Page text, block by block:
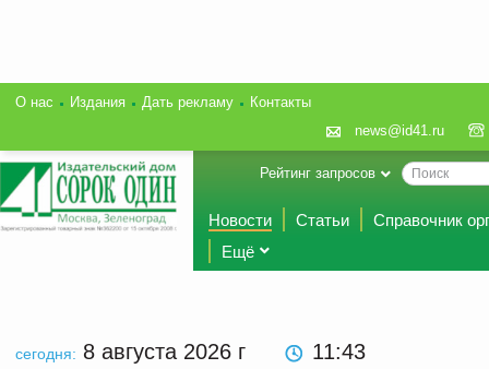
О нас Издания Дать рекламу
Контакты
news@id41.ru
Рейтинг запросов
Новости Статьи
Справочник
Ещё
сегодня: 8 августа 2026 г 11:43